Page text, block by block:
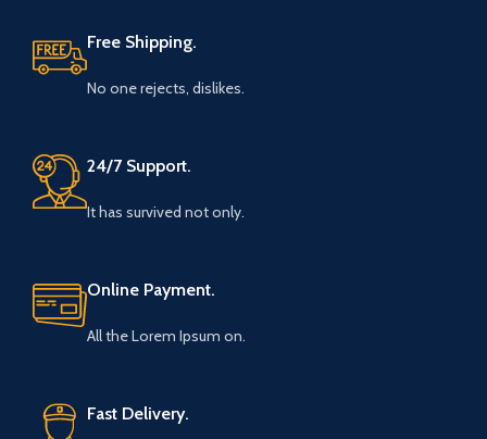
Free Shipping.
No one rejects, dislikes.
24/7 Support.
It has survived not only.
Online Payment.
All the Lorem Ipsum on.
Fast Delivery.